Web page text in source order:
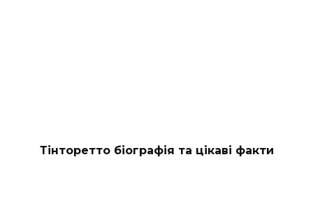
Тінторетто біографія та цікаві факти